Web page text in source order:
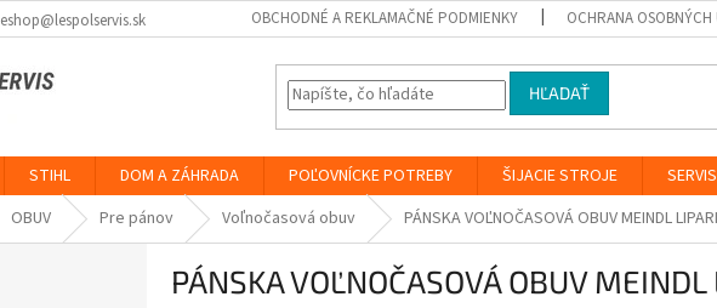
eshop@lespolservis.sk OBCHODNÉ A REKLAMAČNÉ PODMIENKY OCHRANA
HĽADAŤ
STIHL DOM A ZÁHRADA POĽOVNÍCKE POTREBY ŠIJACIE STROJE
OBUV Pre pánov Voľnočasová obuv PÁNSKA VOĽNOČASOVÁ OBUV MEINDL
PÁNSKA VOĽNOČASOVÁ OBUV